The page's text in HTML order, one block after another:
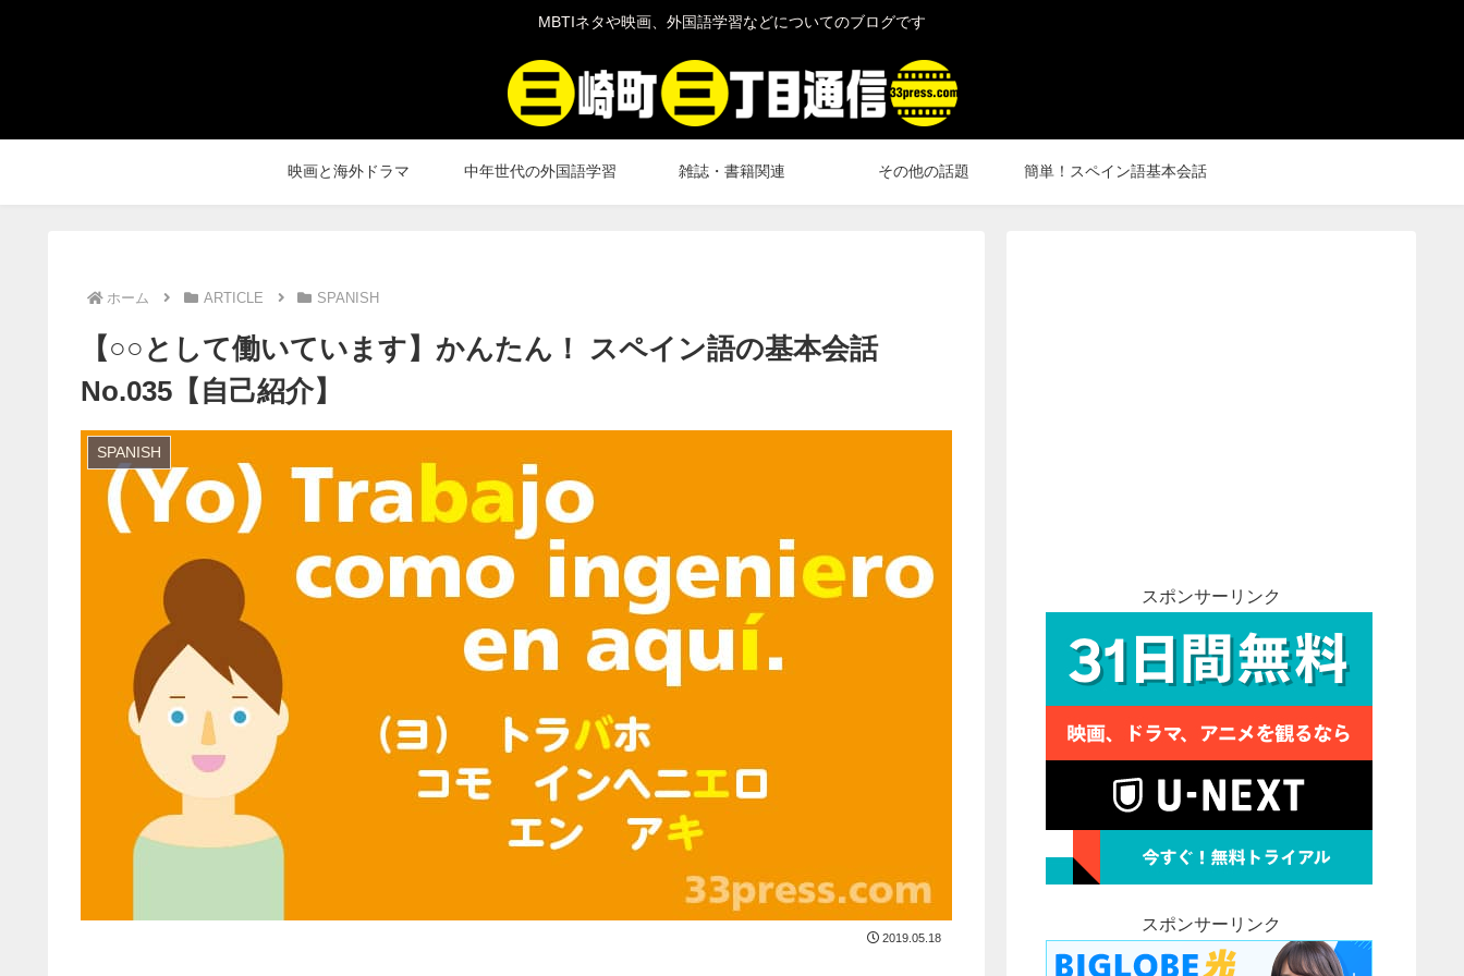
MBTIネタや映画、外国語学習などについてのブログです
映画と海外ドラマ 中年世代の外国語学習 雑誌・書籍関連 その他の話題 簡単！スペイン語基本会話
ホーム ARTICLE SPANISH
【○○として働いています】かんたん！ スペイン語の基本会話
No.035【自己紹介】
SPANISH
2019.05.18
スポンサーリンク
スポンサーリンク